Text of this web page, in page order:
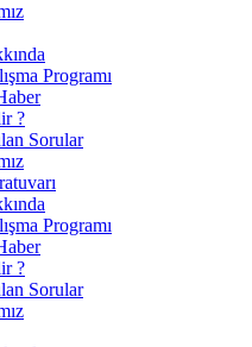
Programı
?
Sorular
Programı
?
Sorular